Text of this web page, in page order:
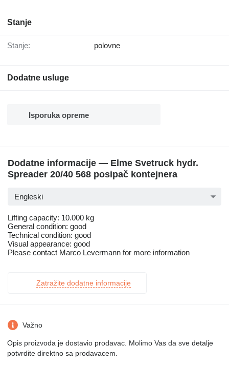
Stanje
Stanje: polovne
Dodatne usluge
Isporuka opreme
Dodatne informacije — Elme Svetruck hydr.
Spreader 20/40 568 posipač kontejnera
Engleski
Lifting capacity: 10.000 kg
General condition: good
Technical condition: good
Visual appearance: good
Please contact Marco Levermann for more information
Zatražite dodatne informacije
Važno
Opis proizvoda je dostavio prodavac. Molimo Vas da sve detalje
potvrdite direktno sa prodavacem.